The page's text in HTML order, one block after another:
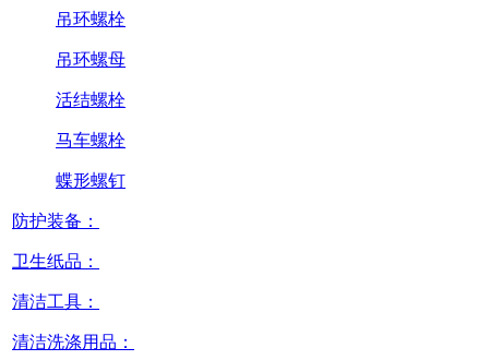
吊环螺栓
吊环螺母
活结螺栓
马车螺栓
蝶形螺钉
防护装备：
卫生纸品：
清洁工具：
清洁洗涤用品：